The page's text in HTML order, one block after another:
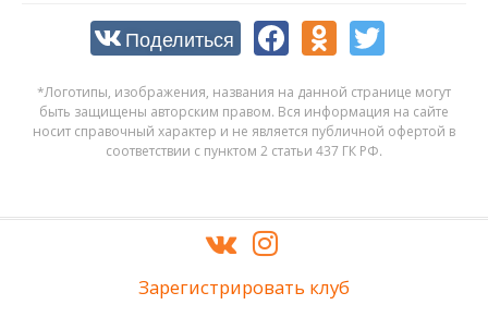
Поделиться
*Логотипы, изображения, названия на данной странице могут
быть защищены авторским правом. Вся информация на сайте
носит справочный характер и не является публичной офертой в
соответствии с пунктом 2 статьи 437 ГК РФ.
Зарегистрировать клуб